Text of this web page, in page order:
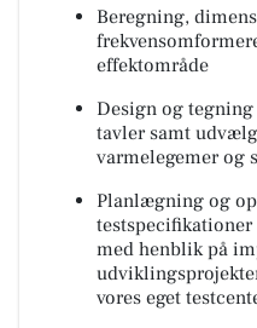
Beregning,
effektområde
Design og
tavler samt
varmelegemer og
Planlægning og
testspecifikationer
med henblik på
vores eget